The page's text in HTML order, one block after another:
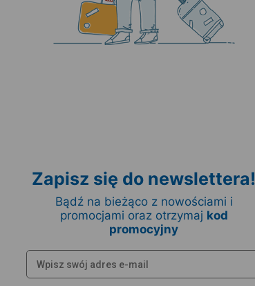
Zapisz się do newslettera!
Bądź na bieżąco z nowościami i
promocjami oraz otrzymaj kod
promocyjny